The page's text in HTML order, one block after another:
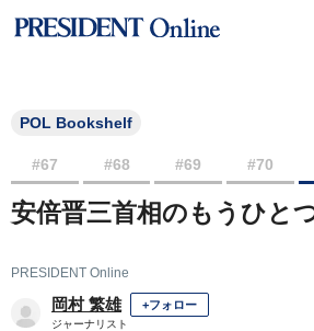
POL Bookshelf
#67 #68 #69 #70
安倍晋三首相のもうひと
PRESIDENT Online
岡村 繁雄 +フォロー
ジャーナリスト